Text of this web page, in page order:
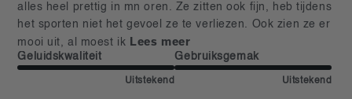
alles heel prettig in mn oren. Ze zitten ook fijn, heb tijdens
het sporten niet het gevoel ze te verliezen. Ook zien ze er
mooi uit, al moest ik Lees meer
Geluidskwaliteit
Uitstekend
Gebruiksgemak
Uitstekend